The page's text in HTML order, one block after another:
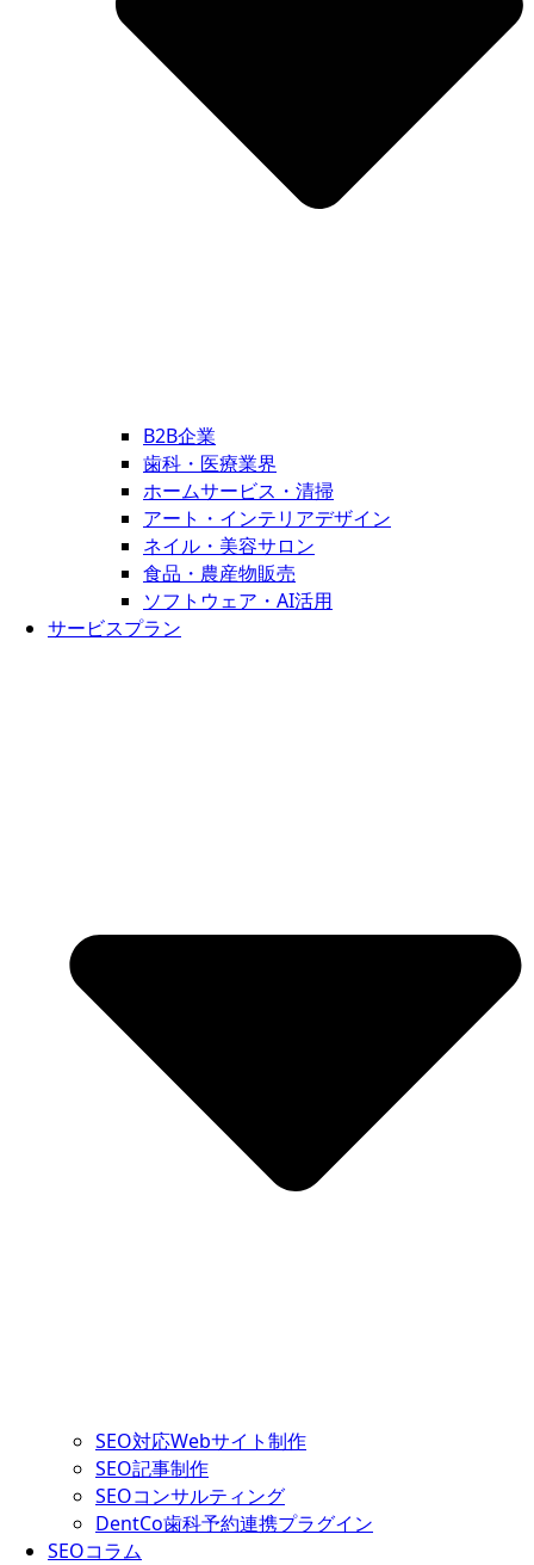
B2B企業
歯科・医療業界
ホームサービス・清掃
アート・インテリアデザイン
ネイル・美容サロン
食品・農産物販売
ソフトウェア・AI活用
サービスプラン
SEO対応Webサイト制作
SEO記事制作
SEOコンサルティング
DentCo歯科予約連携プラグイン
SEOコラム